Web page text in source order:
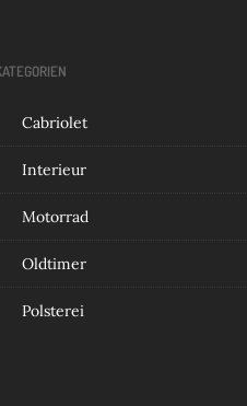
Cabriolet
Interieur
Motorrad
Oldtimer
Polsterei